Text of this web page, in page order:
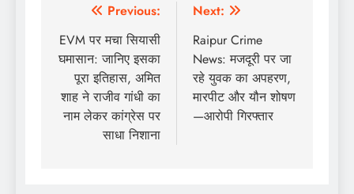
Post
navigation
Previous:
EVM पर मचा सियासी
घमासान: जानिए इसका
पूरा इतिहास, अमित
शाह ने राजीव गांधी का
नाम लेकर कांग्रेस पर
साधा निशाना
Next:
Raipur Crime
News: मजदूरी पर जा
रहे युवक का अपहरण,
मारपीट और यौन शोषण
—आरोपी गिरफ्तार